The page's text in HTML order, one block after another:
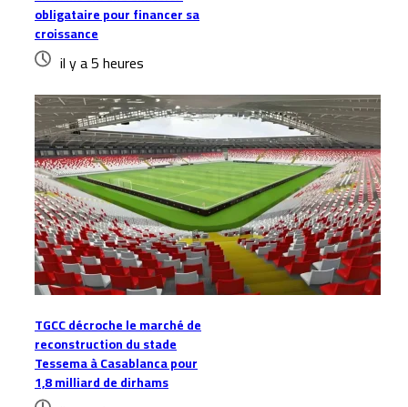
obligataire pour financer sa
croissance
il y a 5 heures
TGCC décroche le marché de
reconstruction du stade
Tessema à Casablanca pour
1,8 milliard de dirhams